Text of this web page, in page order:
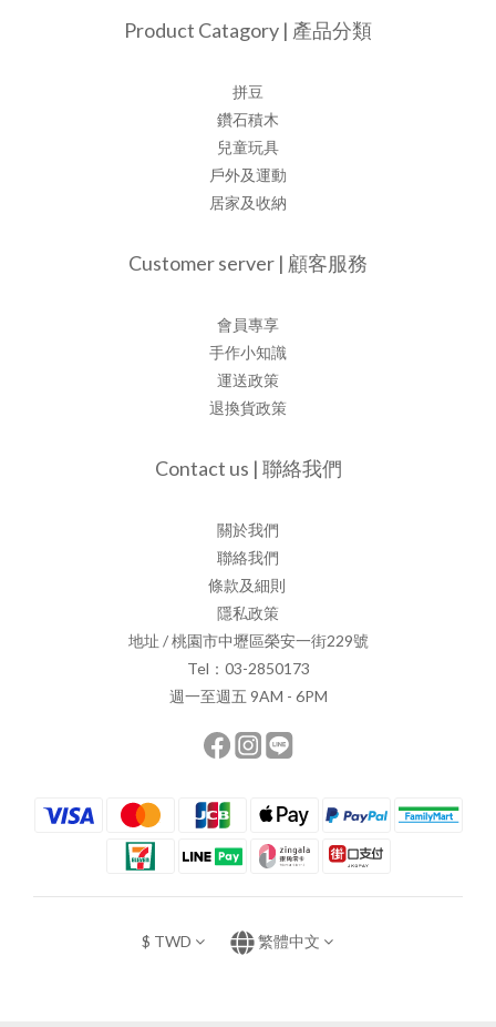
Product Catagory | 產品分類
拼豆
鑽石積木
兒童玩具
戶外及運動
居家及收納
Customer server | 顧客服務
會員專享
手作小知識
運送政策
退換貨政策
Contact us | 聯絡我們
關於我們
聯絡我們
條款及細則
隱私政策
地址 / 桃園市中壢區榮安一街229號
Tel：03-2850173
週一至週五 9AM - 6PM
$ TWD 繁體中文